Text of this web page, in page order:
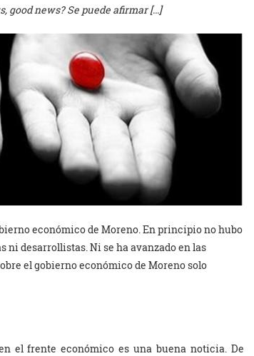
good news? Se puede afirmar […]
económico de Moreno. En principio no hubo
ni desarrollistas. Ni se ha avanzado en las
el gobierno económico de Moreno solo
el frente económico es una buena noticia. De